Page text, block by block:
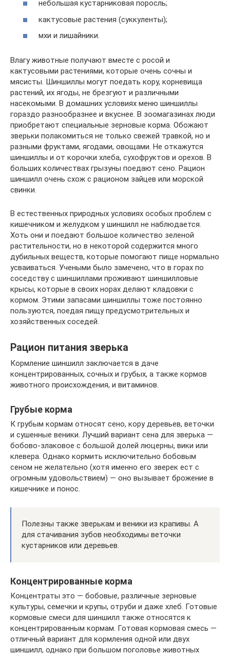
небольшая кустарниковая поросль;
кактусовые растения (суккуленты);
мхи и лишайники.
Влагу животные получают вместе с росой и
кактусовыми растениями, которые очень сочны и
мясисты. Шиншиллы могут поедать кору, корневища
растений, их ягоды, не брезгуют и различными
насекомыми. В домашних условиях меню шиншиллы
гораздо разнообразнее и вкуснее. В зоомагазинах люди
приобретают специальные зерновые корма. Обожают
зверьки полакомиться не только свежей травкой, но и
разными фруктами, ягодами, овощами. Не откажутся
шиншиллы и от корочки хлеба, сухофруктов и орехов. В
больших количествах грызуны поедают сено. Рацион
шиншилл очень схож с рационом зайцев или морской
свинки.
В естественных природных условиях особых проблем с
кишечником и желудком у шиншилл не наблюдается.
Хоть они и поедают большое количество зеленой
растительности, но в некоторой содержится много
дубильных веществ, которые помогают пище нормально
усваиваться. Учеными было замечено, что в горах по
соседству с шиншиллами проживают шиншилловые
крысы, которые в своих норах делают кладовки с
кормом. Этими запасами шиншиллы тоже постоянно
пользуются, поедая пищу предусмотрительных и
хозяйственных соседей.
Рацион питания зверька
Кормление шиншилл заключается в даче
концентрированных, сочных и грубых, а также кормов
животного происхождения, и витаминов.
Грубые корма
К грубым кормам относят сено, кору деревьев, веточки
и сушенные веники. Лучший вариант сена для зверька —
бобово-злаковое с большой долей люцерны, вики или
клевера. Однако кормить исключительно бобовым
сеном не желательно (хотя именно его зверек ест с
огромным удовольствием) — оно вызывает брожение в
кишечнике и понос.
Полезны также зверькам и веники из крапивы. А
для стачивания зубов необходимы веточки
кустарников или деревьев.
Концентрированные корма
Концентраты это — бобовые, различные зерновые
культуры, семечки и крупы, отруби и даже хлеб. Готовые
кормовые смеси для шиншилл также относятся к
концентрированным кормам. Готовая кормовая смесь —
отличный вариант для кормления одной или двух
шиншилл, однако при большом поголовье животных